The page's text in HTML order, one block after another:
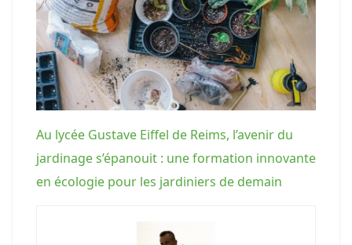
Au lycée Gustave Eiffel de Reims, l’avenir du
jardinage s’épanouit : une formation innovante
en écologie pour les jardiniers de demain